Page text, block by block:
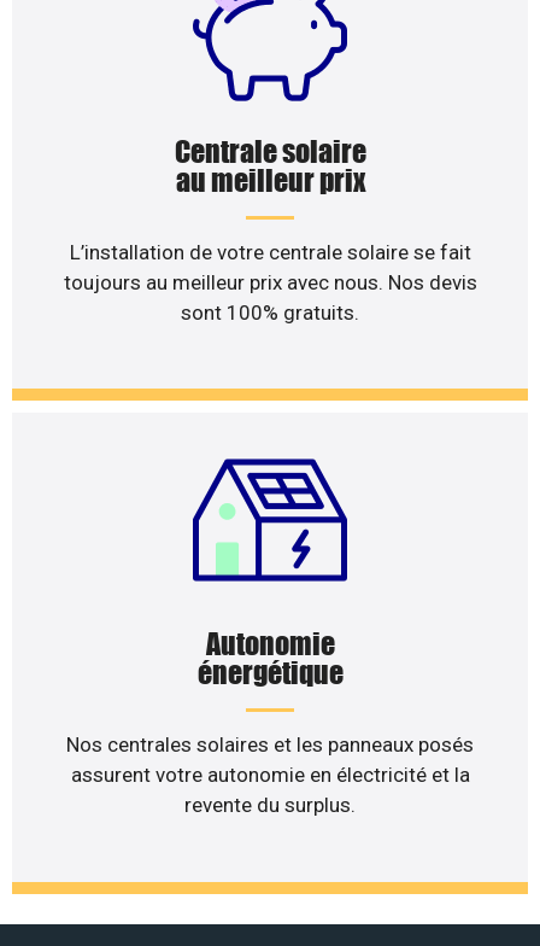
Centrale solaire
au meilleur prix
L’installation de votre centrale solaire se fait
toujours au meilleur prix avec nous. Nos devis
sont 100% gratuits.
Autonomie
énergétique
Nos centrales solaires et les panneaux posés
assurent votre autonomie en électricité et la
revente du surplus.